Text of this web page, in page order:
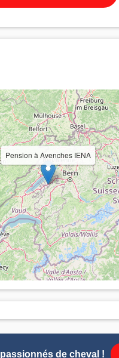
Pension à Avenches IENA
de cheval !